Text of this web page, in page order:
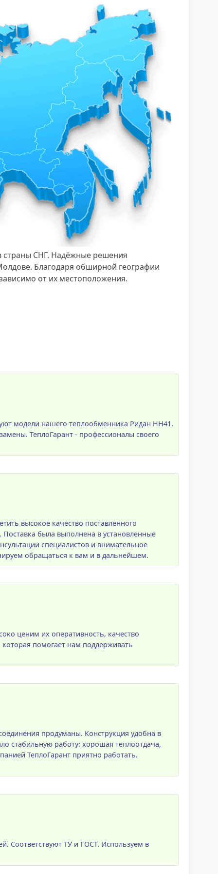
страны СНГ. Надёжные решения
Благодаря обширной географии
от их местоположения.
модели нашего теплообменника Ридан НН41.
ТеплоГарант - профессионалы своего
высокое качество поставленного
была выполнена в установленные
специалистов и внимательное
обращаться к вам и в дальнейшем.
ценим их оперативность, качество
помогает нам поддерживать
продуманы. Конструкция удобна в
стабильную работу: хорошая теплоотдача,
ТеплоГарант приятно работать.
Соответствуют ТУ и ГОСТ. Используем в